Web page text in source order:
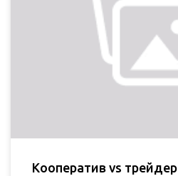
Кооператив vs трейдер